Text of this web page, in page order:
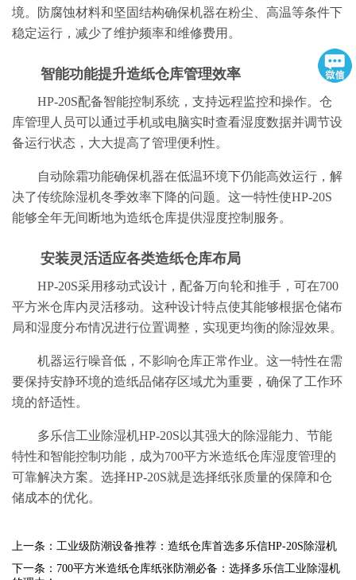
境。防腐蚀材料和坚固结构确保机器在粉尘、高温等条件下
稳定运行，减少了维护频率和维修费用。
智能功能提升造纸仓库管理效率
HP-20S配备智能控制系统，支持远程监控和操作。仓
库管理人员可以通过手机或电脑实时查看湿度数据并调节设
备运行状态，大大提高了管理便利性。
自动除霜功能确保机器在低温环境下仍能高效运行，解
决了传统除湿机冬季效率下降的问题。这一特性使HP-20S
能够全年无间断地为造纸仓库提供湿度控制服务。
安装灵活适应各类造纸仓库布局
HP-20S采用移动式设计，配备万向轮和推手，可在700
平方米仓库内灵活移动。这种设计特点使其能够根据仓储布
局和湿度分布情况进行位置调整，实现更均衡的除湿效果。
机器运行噪音低，不影响仓库正常作业。这一特性在需
要保持安静环境的造纸品储存区域尤为重要，确保了工作环
境的舒适性。
多乐信工业除湿机HP-20S以其强大的除湿能力、节能
特性和智能控制功能，成为700平方米造纸仓库湿度管理的
可靠解决方案。选择HP-20S就是选择纸张质量的保障和仓
储成本的优化。
上一条：工业级防潮设备推荐：造纸仓库首选多乐信HP-20S除湿机
下一条：700平方米造纸仓库纸张防潮必备：选择多乐信工业除湿机